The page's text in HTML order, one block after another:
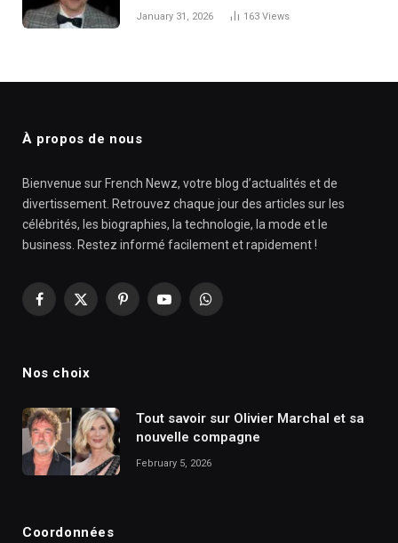
stature de l’acteur québécois
January 31, 2026 163 Views
À propos de nous
Bienvenue sur French Newz, votre blog d’actualités et de
divertissement. Retrouvez chaque jour des articles sur les
célébrités, les biographies, la technologie, la mode et le
business. Restez informé facilement et rapidement !
Facebook
X
PinterestYouTubeWhatsApp
Nos choix
Tout savoir sur Olivier Marchal et sa
nouvelle compagne
February 5, 2026
Coordonnées